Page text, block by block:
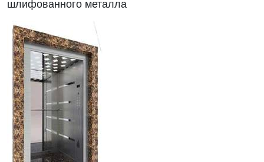
шлифованного металла